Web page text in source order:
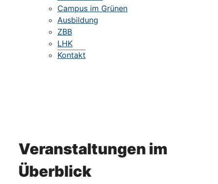
Campus im Grünen
Ausbildung
ZBB
LHK
Kontakt
Veranstaltungen im
Überblick